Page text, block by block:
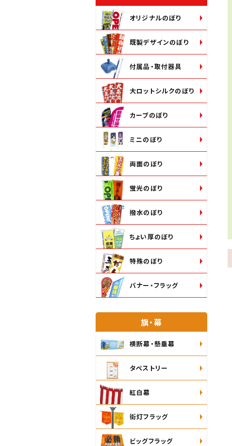
オリジナルのぼり
既製デザインのぼり
付属品・取付器具
大ロットシルクのぼり
カーブのぼり
ミニのぼり
両面のぼり
蛍光のぼり
撥水のぼり
ちょい厚のぼり
特殊のぼり
バナー・フラッグ
旗・幕
横断幕・懸垂幕
タペストリー
紅白幕
街灯フラッグ
ビッグフラッグ